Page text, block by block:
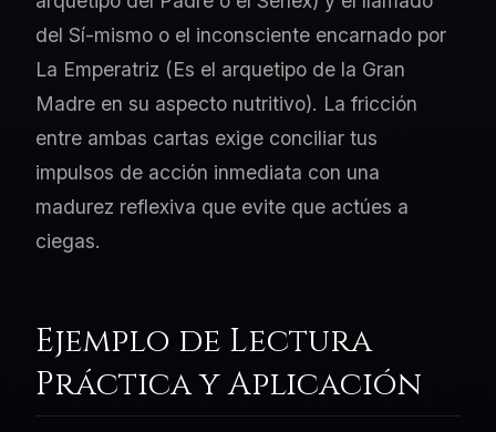
del Sí-mismo o el inconsciente encarnado por
La Emperatriz (Es el arquetipo de la Gran
Madre en su aspecto nutritivo). La fricción
entre ambas cartas exige conciliar tus
impulsos de acción inmediata con una
madurez reflexiva que evite que actúes a
ciegas.
Ejemplo de Lectura
Práctica y Aplicación